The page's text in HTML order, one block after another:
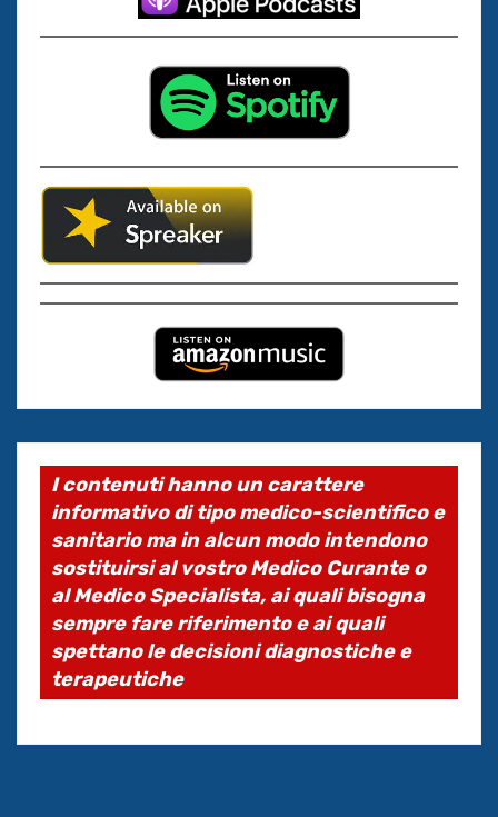
I contenuti hanno un carattere
informativo di tipo medico-scientifico e
sanitario ma in alcun modo intendono
sostituirsi al vostro Medico Curante o
al Medico Specialista, ai quali bisogna
sempre fare riferimento e ai quali
spettano le decisioni diagnostiche e
terapeutiche